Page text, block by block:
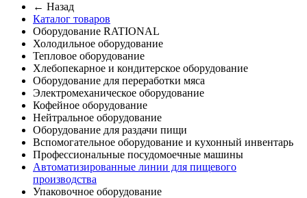
← Назад
Каталог товаров
Оборудование RATIONAL
Холодильное оборудование
Тепловое оборудование
Хлебопекарное и кондитерское оборудование
Оборудование для переработки мяса
Электромеханическое оборудование
Кофейное оборудование
Нейтральное оборудование
Оборудование для раздачи пищи
Вспомогательное оборудование и кухонный инвентарь
Профессиональные посудомоечные машины
Автоматизированные линии для пищевого
производства
Упаковочное оборудование